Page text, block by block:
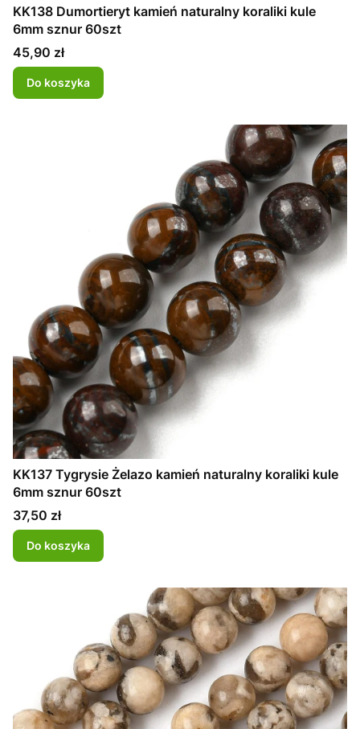
KK138 Dumortieryt kamień naturalny koraliki kule
6mm sznur 60szt
Cena
45,90 zł
Do koszyka
KK137 Tygrysie Żelazo kamień naturalny koraliki kule
6mm sznur 60szt
Cena
37,50 zł
Do koszyka